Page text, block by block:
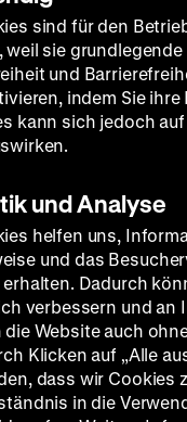
sind für den
weil sie
und
indem Sie
kann sich jedoch
und Analyse
helfen uns,
und das
erhalten. Dadurch
verbessern und an
die Website auch
Klicken auf „Alle
dass wir Cookies
in die